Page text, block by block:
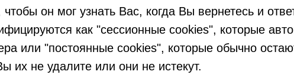
чтобы он мог узнать Вас, когда Вы вернетесь и
как "сессионные cookies", которые
или "постоянные cookies", которые обычно
их не удалите или они не истекут.